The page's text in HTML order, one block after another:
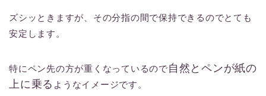
ズシッときますが、その分指の間で保持できるのでとても
安定します。
特にペン先の方が重くなっているので自然とペンが紙の
上に乗る ようなイメージです。